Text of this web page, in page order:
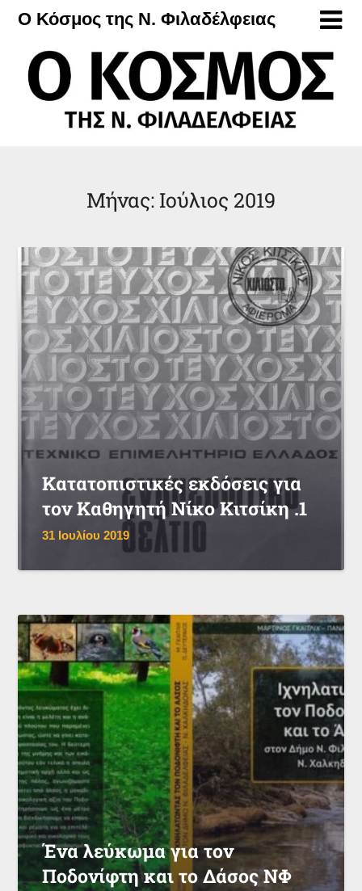
Μετάβαση
περιεχόμενο
Ο Κόσμος της Ν. Φιλαδέλφειας
Μήνας: Ιούλιος 2019
Κατατοπιστικές εκδόσεις για
τον Καθηγητή Νίκο Κιτσίκη .1
31 Ιουλίου 2019
Ένα λεύκωμα για τον
Ποδονίφτη και το Δάσος ΝΦ